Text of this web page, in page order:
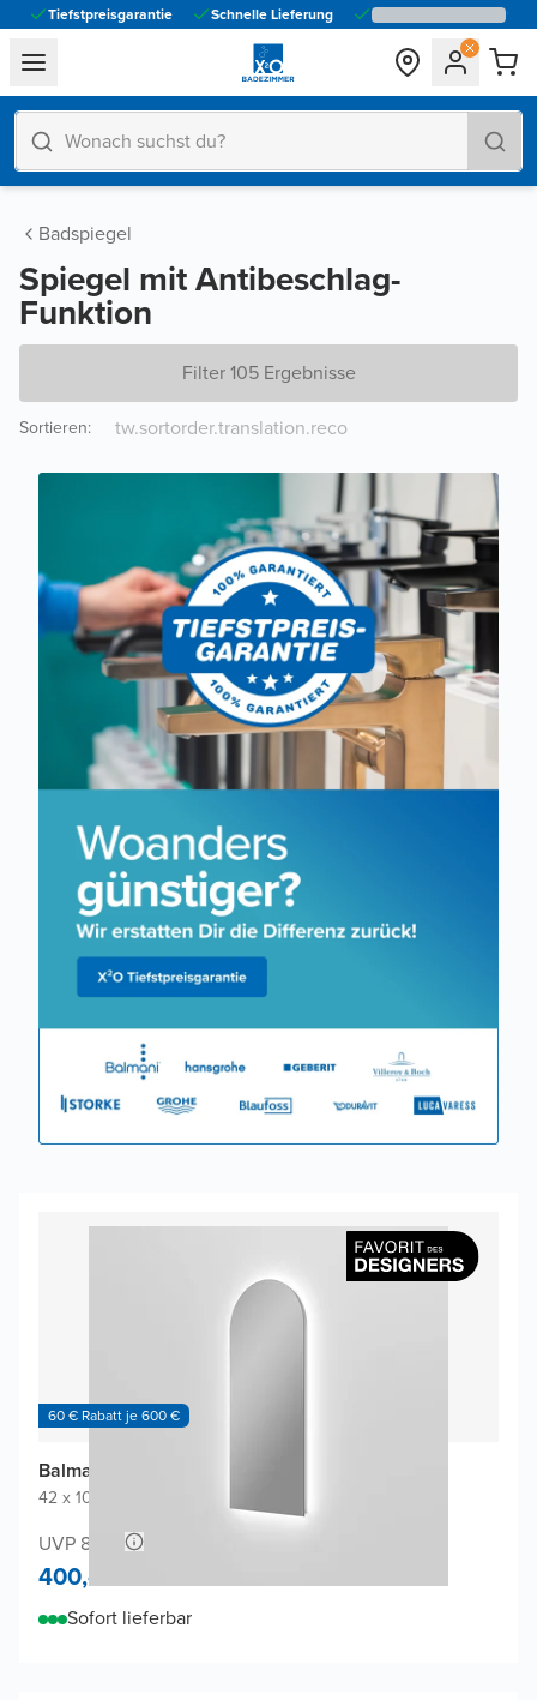
Tiefstpreisgarantie Schnelle Lieferung
general.navigation.toggle_menu.label
Badspiegel
Spiegel mit Antibeschlag-
Funktion
Filter 105 Ergebnisse
Sortieren:
60 € Rabatt je 600 €
Balmani Giro Arco Badspiegel
42 x 100 cm
UVP 840,-
400,-
Sofort lieferbar